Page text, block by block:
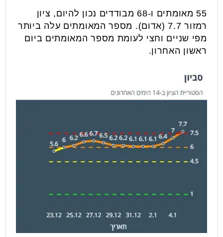
55 מאומתים ו-68 מבודדים נכון להיום, ציון
רמזור 7.7 (אדום). מספר המאומתים עלה ביותר
מפי שניים וחצי לעומת מספר המאומתים ביום
ראשון האחרון.